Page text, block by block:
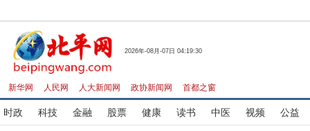
2026年-08月-07日 04:19:30
新华网 人民网 人大新闻网 政协新闻网 首都之窗
时政 科技 金融 股票 健康 读书 中医 视频 公益